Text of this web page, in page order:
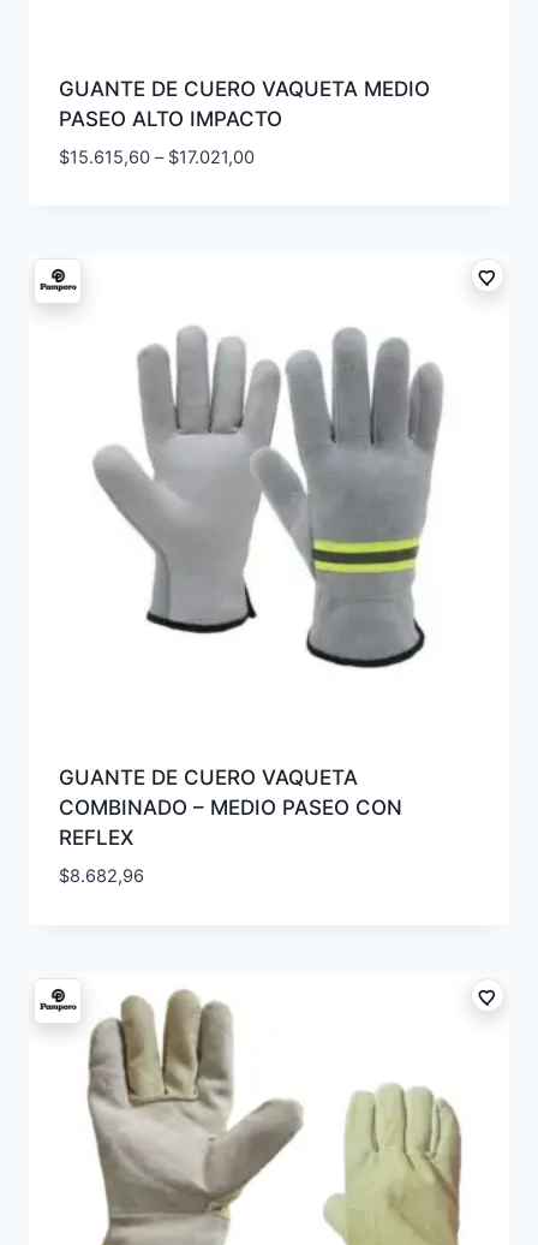
GUANTE DE CUERO VAQUETA MEDIO
PASEO ALTO IMPACTO
$15.615,60 – $17.021,00
GUANTE DE CUERO VAQUETA
COMBINADO – MEDIO PASEO CON
REFLEX
$8.682,96